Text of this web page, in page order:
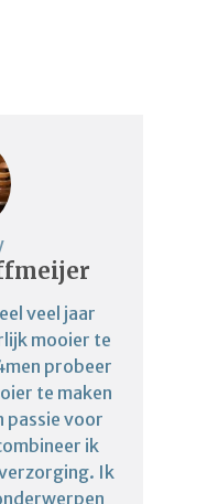
veel jaar
mooier te
probeer
te maken
passie voor
ik
Ik